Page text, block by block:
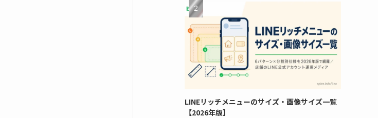
LINEリッチメニューのサイズ・画像サイズ一覧
【2026年版】